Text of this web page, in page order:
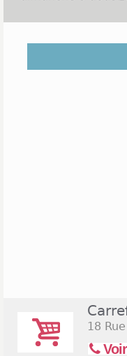
Découvrez dans
ceux situés à
18